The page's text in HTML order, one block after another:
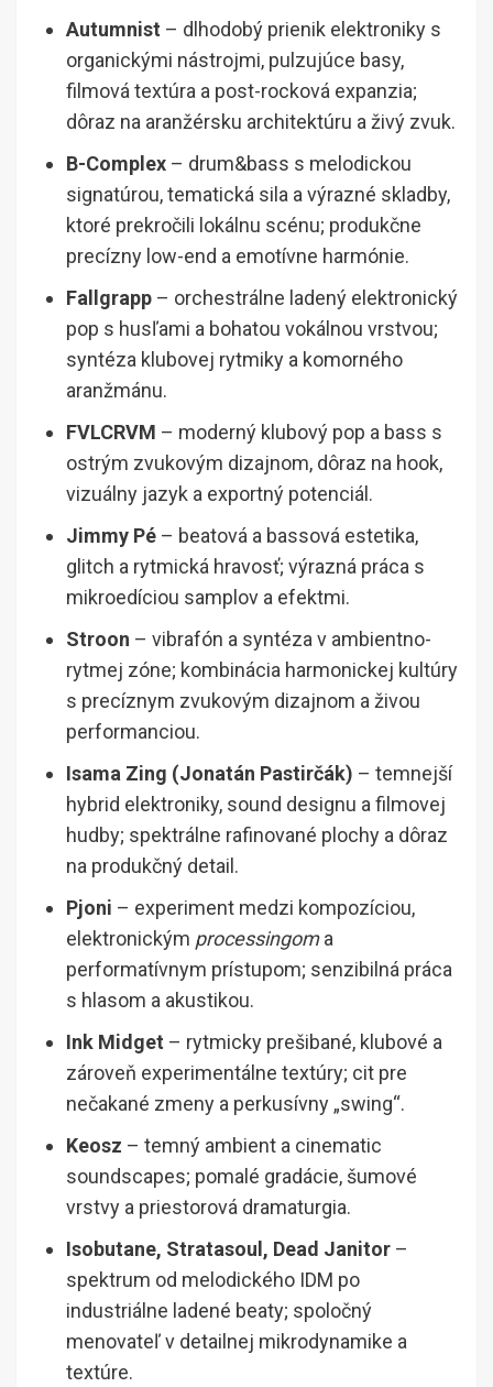
Autumnist – dlhodobý prienik elektroniky s
organickými nástrojmi, pulzujúce basy,
filmová textúra a post-rocková expanzia;
dôraz na aranžérsku architektúru a živý zvuk.
B-Complex – drum&bass s melodickou
signatúrou, tematická sila a výrazné skladby,
ktoré prekročili lokálnu scénu; produkčne
precízny low-end a emotívne harmónie.
Fallgrapp – orchestrálne ladený elektronický
pop s husľami a bohatou vokálnou vrstvou;
syntéza klubovej rytmiky a komorného
aranžmánu.
FVLCRVM – moderný klubový pop a bass s
ostrým zvukovým dizajnom, dôraz na hook,
vizuálny jazyk a exportný potenciál.
Jimmy Pé – beatová a bassová estetika,
glitch a rytmická hravosť; výrazná práca s
mikroedíciou samplov a efektmi.
Stroon – vibrafón a syntéza v ambientno-
rytmej zóne; kombinácia harmonickej kultúry
s precíznym zvukovým dizajnom a živou
performanciou.
Isama Zing (Jonatán Pastirčák) – temnejší
hybrid elektroniky, sound designu a filmovej
hudby; spektrálne rafinované plochy a dôraz
na produkčný detail.
Pjoni – experiment medzi kompozíciou,
elektronickým processingoma
performatívnym prístupom; senzibilná práca
s hlasom a akustikou.
Ink Midget – rytmicky prešibané, klubové a
zároveň experimentálne textúry; cit pre
nečakané zmeny a perkusívny „swing“.
Keosz – temný ambient a cinematic
soundscapes; pomalé gradácie, šumové
vrstvy a priestorová dramaturgia.
Isobutane, Stratasoul, Dead Janitor –
spektrum od melodického IDM po
industriálne ladené beaty; spoločný
menovateľ v detailnej mikrodynamike a
textúre.